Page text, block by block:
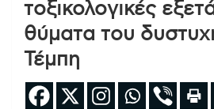
τοξικολογικές
θύματα του
Τέμπη